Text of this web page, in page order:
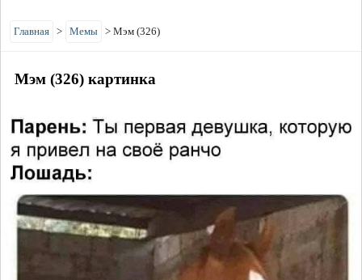
Главная > Мемы > Мэм (326)
Мэм (326) картинка